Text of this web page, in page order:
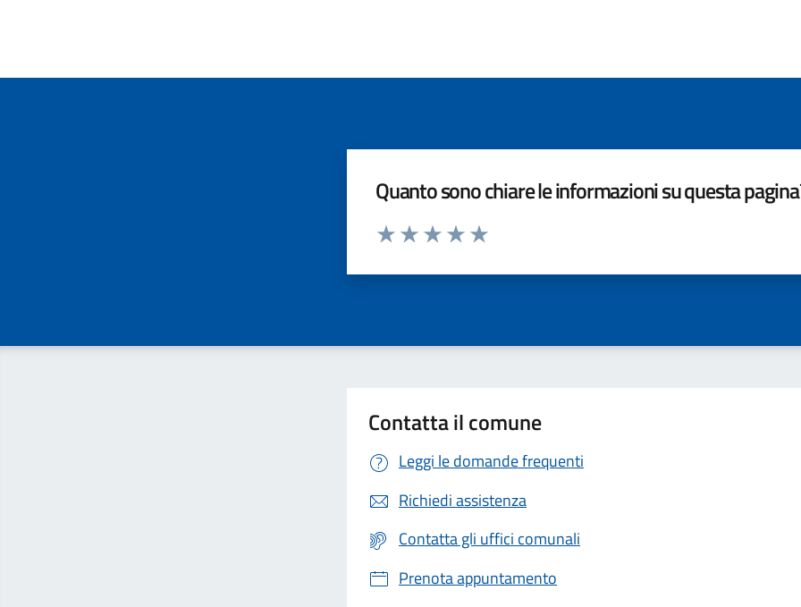
Quanto sono chiare le informazioni su questa
Valuta da 1 a 5 stelle la pagina
Contatta il comune
Leggi le domande frequenti
Richiedi assistenza
Contatta gli uffici comunali
Prenota appuntamento